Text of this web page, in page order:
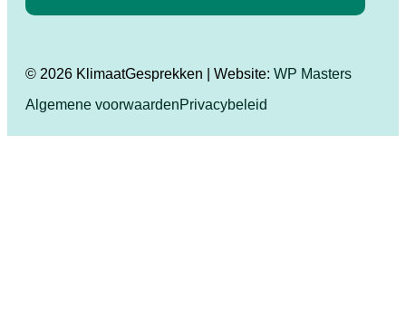
© 2026 KlimaatGesprekken | Website: WP Masters
Algemene voorwaardenPrivacybeleid